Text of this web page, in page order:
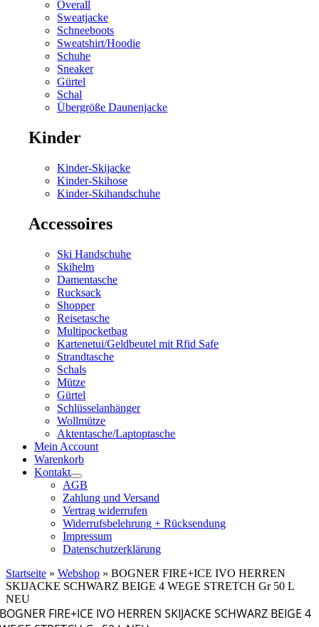
Overall
Sweatjacke
Schneeboots
Sweatshirt/Hoodie
Schuhe
Sneaker
Gürtel
Schal
Übergröße Daunenjacke
Kinder
Kinder-Skijacke
Kinder-Skihose
Kinder-Skihandschuhe
Accessoires
Ski Handschuhe
Skihelm
Damentasche
Rucksack
Shopper
Reisetasche
Multipocketbag
Kartenetui/Geldbeutel mit Rfid Safe
Strandtasche
Schals
Mütze
Gürtel
Schlüsselanhänger
Wollmütze
Aktentasche/Laptoptasche
Mein Account
Warenkorb
Kontakt
AGB
Zahlung und Versand
Vertrag widerrufen
Widerrufsbelehrung + Rücksendung
Impressum
Datenschutzerklärung
Startseite » Webshop » BOGNER FIRE+ICE IVO HERREN
SKIJACKE SCHWARZ BEIGE 4 WEGE STRETCH Gr 50 L
NEU
BOGNER FIRE+ICE IVO HERREN SKIJACKE SCHWARZ BEIGE 4